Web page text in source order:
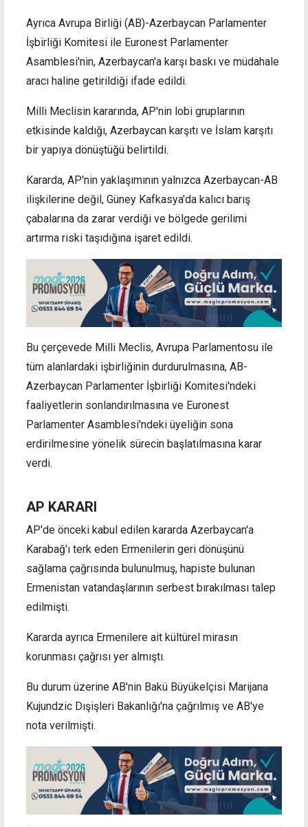
Ayrıca Avrupa Birliği (AB)-Azerbaycan Parlamenter
İşbirliği Komitesi ile Euronest Parlamenter
Asamblesi'nin, Azerbaycan'a karşı baskı ve müdahale
aracı haline getirildiği ifade edildi.
Milli Meclisin kararında, AP'nin lobi gruplarının
etkisinde kaldığı, Azerbaycan karşıtı ve İslam karşıtı
bir yapıya dönüştüğü belirtildi.
Kararda, AP'nin yaklaşımının yalnızca Azerbaycan-AB
ilişkilerine değil, Güney Kafkasya'da kalıcı barış
çabalarına da zarar verdiği ve bölgede gerilimi
artırma riski taşıdığına işaret edildi.
Bu çerçevede Milli Meclis, Avrupa Parlamentosu ile
tüm alanlardaki işbirliğinin durdurulmasına, AB-
Azerbaycan Parlamenter İşbirliği Komitesi'ndeki
faaliyetlerin sonlandırılmasına ve Euronest
Parlamenter Asamblesi'ndeki üyeliğin sona
erdirilmesine yönelik sürecin başlatılmasına karar
verdi.
AP KARARI
AP'de önceki kabul edilen kararda Azerbaycan'a
Karabağ'ı terk eden Ermenilerin geri dönüşünü
sağlama çağrısında bulunulmuş, hapiste bulunan
Ermenistan vatandaşlarının serbest bırakılması talep
edilmişti.
Kararda ayrıca Ermenilere ait kültürel mirasın
korunması çağrısı yer almıştı.
Bu durum üzerine AB'nin Bakü Büyükelçisi Marijana
Kujundzic Dışişleri Bakanlığı'na çağrılmış ve AB'ye
nota verilmişti.